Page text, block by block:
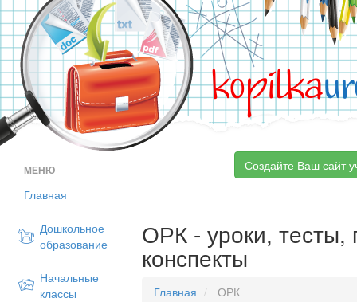
kopilka
МЕНЮ
Главная
Дошкольное
образование
Начальные
классы
Создайте Ваш сайт
ОРК - уроки, тесты,
конспекты
Главная ОРК